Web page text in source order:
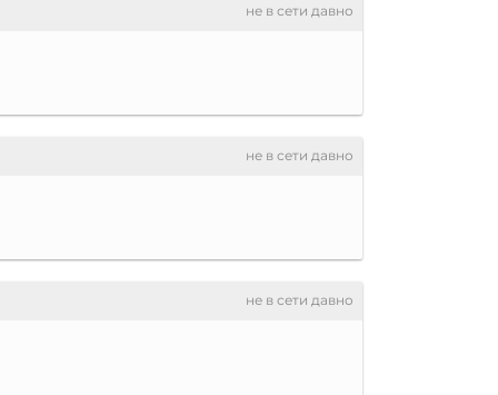
не в сети давно
не в сети давно
не в сети давно